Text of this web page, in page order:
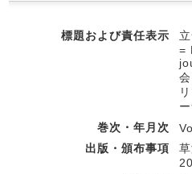
標題および責任表示
=
巻次・年月次
出版・頒布事項